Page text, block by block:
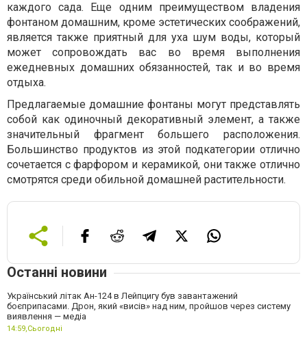
каждого сада. Еще одним преимуществом владения
фонтаном домашним, кроме эстетических соображений,
является также приятный для уха шум воды, который
может сопровождать вас во время выполнения
ежедневных домашних обязанностей, так и во время
отдыха.
Предлагаемые домашние фонтаны могут представлять
собой как одиночный декоративный элемент, а также
значительный фрагмент большего расположения.
Большинство продуктов из этой подкатегории отлично
сочетается с фарфором и керамикой, они также отлично
смотрятся среди обильной домашней растительности.
Останні новини
Український літак Ан-124 в Лейпцигу був завантажений
боєприпасами. Дрон, який «висів» над ним, пройшов через систему
виявлення — медіа
14:59, Сьогодні